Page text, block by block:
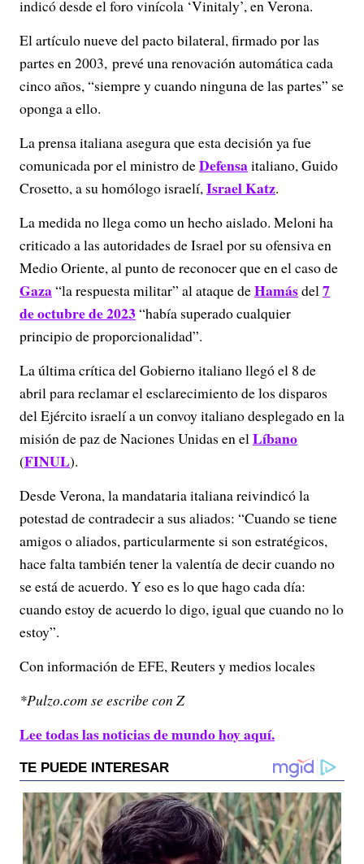
indicó desde el foro vinícola ‘Vinitaly’, en Verona.
El artículo nueve del pacto bilateral, firmado por las
partes en 2003, prevé una renovación automática cada
cinco años, “siempre y cuando ninguna de las partes” se
oponga a ello.
La prensa italiana asegura que esta decisión ya fue
comunicada por el ministro deDefensaitaliano, Guido
Crosetto, a su homólogo israelí,Israel Katz.
La medida no llega como un hecho aislado. Meloni ha
criticado a las autoridades de Israel por su ofensiva en
Medio Oriente, al punto de reconocer que en el caso de
Gaza“la respuesta militar” al ataque deHamásdel7
de octubre de 2023“había superado cualquier
principio de proporcionalidad”.
La última crítica del Gobierno italiano llegó el 8 de
abril para reclamar el esclarecimiento de los disparos
del Ejército israelí a un convoy italiano desplegado en la
misión de paz de Naciones Unidas en elLíbano
(FINUL).
Desde Verona, la mandataria italiana reivindicó la
potestad de contradecir a sus aliados: “Cuando se tiene
amigos o aliados, particularmente si son estratégicos,
hace falta también tener la valentía de decir cuando no
se está de acuerdo. Y eso es lo que hago cada día:
cuando estoy de acuerdo lo digo, igual que cuando no lo
estoy”.
Con información de EFE, Reuters y medios locales
*Pulzo.com se escribe con Z
Lee todas las noticias de mundo hoy aquí.